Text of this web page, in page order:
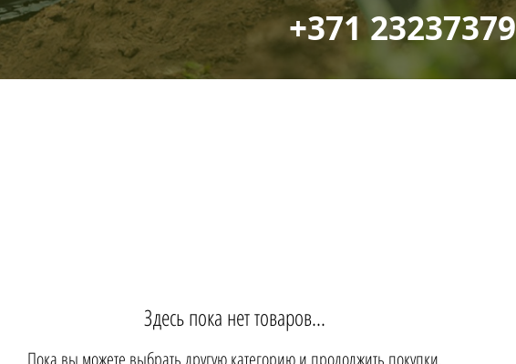
+371 23237379
Здесь пока нет товаров...
Пока вы можете выбрать другую категорию и продолжить покупки.